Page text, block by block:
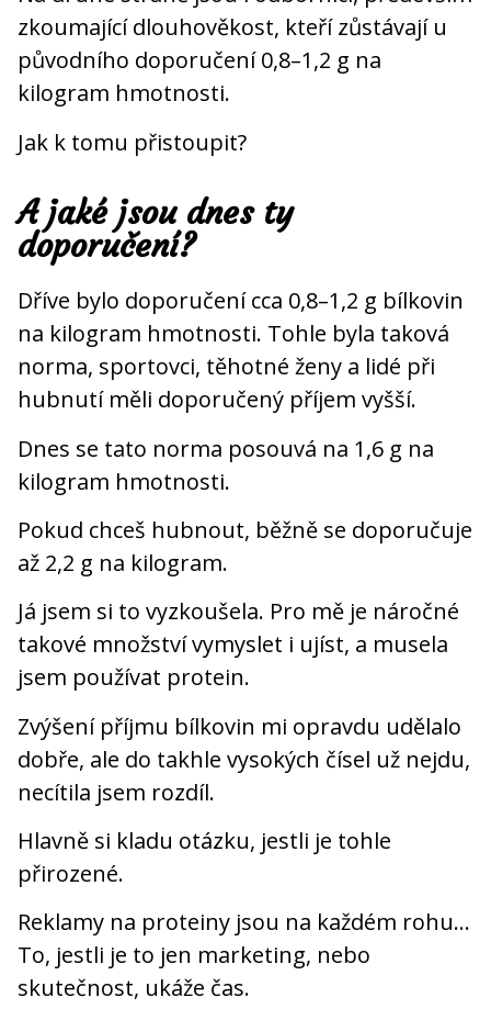
zkoumající dlouhověkost, kteří zůstávají u
původního doporučení 0,8–1,2 g na
kilogram hmotnosti.
Jak k tomu přistoupit?
A jaké jsou dnes ty
doporučení?
Dříve bylo doporučení cca 0,8–1,2 g bílkovin
na kilogram hmotnosti. Tohle byla taková
norma, sportovci, těhotné ženy a lidé při
hubnutí měli doporučený příjem vyšší.
Dnes se tato norma posouvá na 1,6 g na
kilogram hmotnosti.
Pokud chceš hubnout, běžně se doporučuje
až 2,2 g na kilogram.
Já jsem si to vyzkoušela. Pro mě je náročné
takové množství vymyslet i ujíst, a musela
jsem používat protein.
Zvýšení příjmu bílkovin mi opravdu udělalo
dobře, ale do takhle vysokých čísel už nejdu,
necítila jsem rozdíl.
Hlavně si kladu otázku, jestli je tohle
přirozené.
Reklamy na proteiny jsou na každém rohu…
To, jestli je to jen marketing, nebo
skutečnost, ukáže čas.